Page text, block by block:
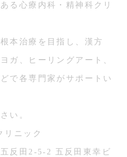
る心療内科・精神科クリ
本治療を目指し、漢方
ガ、ヒーリングアート、
で各専門家がサポートい
い。
リニック
反田2-5-2 五反田東幸ビ